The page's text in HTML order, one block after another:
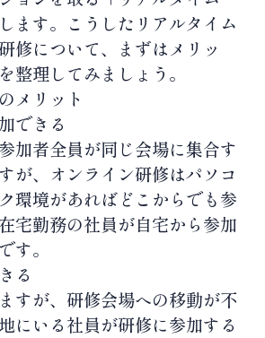
ます。こうしたリアルタイム
修について、まずはメリッ
整理してみましょう。
メリット
できる
加者全員が同じ会場に集合す
が、オンライン研修はパソコ
環境があればどこからでも参
宅勤務の社員が自宅から参加
す。
る
すが、研修会場への移動が不
にいる社員が研修に参加する